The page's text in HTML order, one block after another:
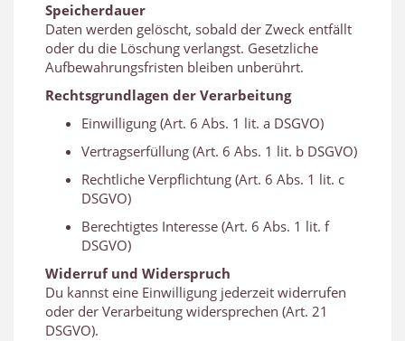
Speicherdauer
Daten werden gelöscht, sobald der Zweck entfällt
oder du die Löschung verlangst. Gesetzliche
Aufbewahrungsfristen bleiben unberührt.
Rechtsgrundlagen der Verarbeitung
Einwilligung (Art. 6 Abs. 1 lit. a DSGVO)
Vertragserfüllung (Art. 6 Abs. 1 lit. b DSGVO)
Rechtliche Verpflichtung (Art. 6 Abs. 1 lit. c
DSGVO)
Berechtigtes Interesse (Art. 6 Abs. 1 lit. f
DSGVO)
Widerruf und Widerspruch
Du kannst eine Einwilligung jederzeit widerrufen
oder der Verarbeitung widersprechen (Art. 21
DSGVO).